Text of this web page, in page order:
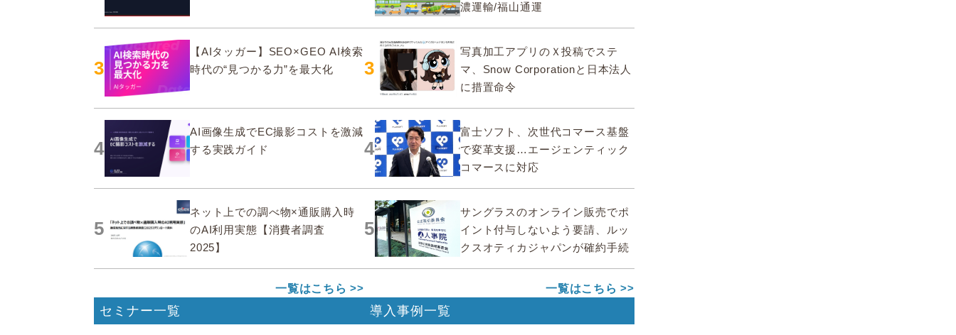
3
【AIタッガー】SEO×GEO AI検索
時代の“見つかる力”を最大化
4
AI画像生成でEC撮影コストを激減
する実践ガイド
5
ネット上での調べ物×通販購入時
のAI利用実態【消費者調査
2025】
一覧はこちら
濃運輸/福山通運
3
写真加工アプリのＸ投稿でステ
マ、Snow Corporationと日本法人
に措置命令
4
富士ソフト、次世代コマース基盤
で変革支援…エージェンティック
コマースに対応
5
サングラスのオンライン販売でポ
イント付与しないよう要請、ルッ
クスオティカジャパンが確約手続
一覧はこちら
セミナー一覧 導入事例一覧